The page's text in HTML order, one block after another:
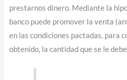
prestarnos dinero. Mediante la
banco puede promover la venta
en las condiciones pactadas, para
obtenido, la cantidad que se le